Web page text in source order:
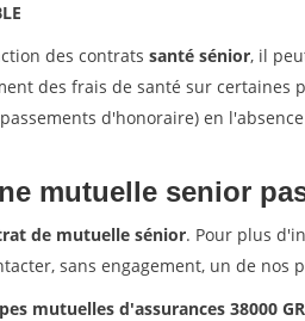
des contrats santé sénior, il
des frais de santé sur certaines
d'honoraire) en
mutuelle senior
de mutuelle sénior. Pour plus
sans engagement, un de nos
mutuelles d'assurances 38000